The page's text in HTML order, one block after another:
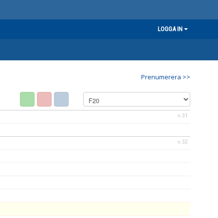
LOGGA IN
Prenumerera >>
v.31
v.32